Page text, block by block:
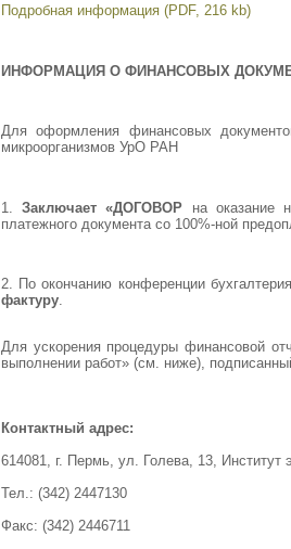
Подробная информация (PDF, 216 kb)
ИНФОРМАЦИЯ О ФИНАНСОВЫХ
Для оформления финансовых
микроорганизмов УрО РАН
1.Заключает «ДОГОВОР на оказание
платежного документа со 100%-ной
2. По окончанию конференции
фактуру.
Для ускорения процедуры финансовой
выполнении работ» (см. ниже),
Контактный адрес:
614081, г. Пермь, ул. Голева, 13,
Тел.: (342) 2447130
Факс: (342) 2446711